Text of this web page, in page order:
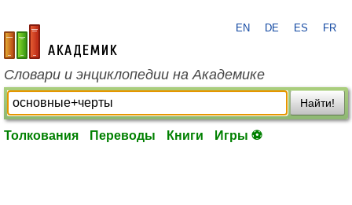
academic.ru
EN DE ES FR
Словари и энциклопедии на Академике
Найти!
Толкования Переводы Книги Игры ⚽